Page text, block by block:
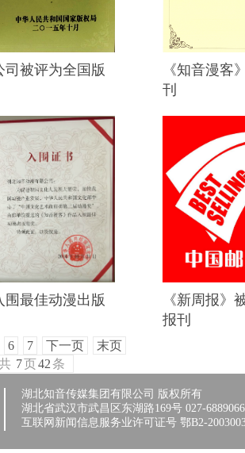
司被评为全国版
《知音漫客
刊
围最佳动漫出版
《新周报》
报刊
6 7 下一页
末页
7页42条
湖北知音传媒集团有限公司 版权所有
湖北省武汉市武昌区东湖路169号 027-
互联网新闻信息服务业许可证号 鄂B2-